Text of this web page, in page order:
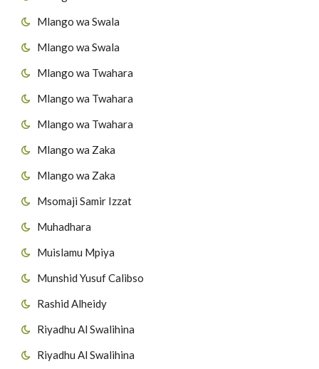
Mlango wa Swala
Mlango wa Swala
Mlango wa Twahara
Mlango wa Twahara
Mlango wa Twahara
Mlango wa Zaka
Mlango wa Zaka
Msomaji Samir Izzat
Muhadhara
Muislamu Mpiya
Munshid Yusuf Calibso
Rashid Alheidy
Riyadhu Al Swalihina
Riyadhu Al Swalihina